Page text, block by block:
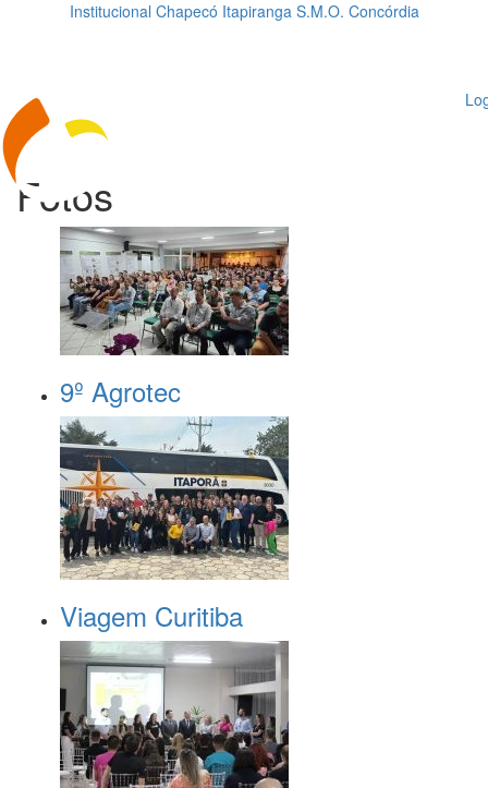
Institucional Chapecó Itapiranga S.M.O. Concórdia
Fotos
9º Agrotec
Viagem Curitiba